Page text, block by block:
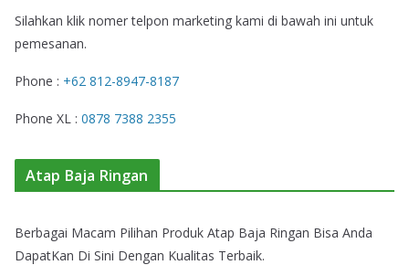
Silahkan klik nomer telpon marketing kami di bawah ini untuk
pemesanan.
Phone : +62 812-8947-8187
Phone XL : 0878 7388 2355
Atap Baja Ringan
Berbagai Macam Pilihan Produk Atap Baja Ringan Bisa Anda
DapatKan Di Sini Dengan Kualitas Terbaik.